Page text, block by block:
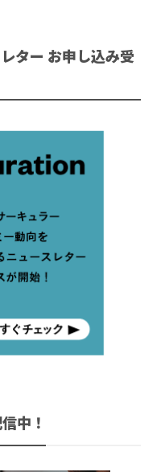
ター お申し込み受
中！